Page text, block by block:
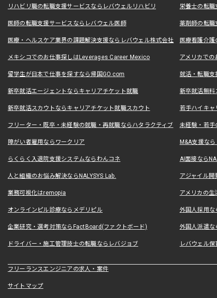
リハビリ職の転職支援サービスならレバウェルリハビリ 栄養士の転
医師の転職支援サービスならレバウェル医師 薬剤師の転
医療・ヘルスケア業界の課題解決支援ならレバウェル株式会社 医療看護介
メキシコでのお仕事探しはLeverages Career Mexico アメリカで
留学生が日本で仕事を探すなら帰国GO.com 就活・転職
新卒就活エージェントならキャリアチケット就職 新卒就活無料
新卒就活スカウトならキャリアチケット就職スカウト 若手ハイキ
フリーター・既卒・未経験の就職・再就職ならハタラクティブ 未経験・若手
障がい者雇用ならワークリア M&A支援な
らくらく入退院支援システムならわんコネ AI面接なら
人と組織のお悩み解決ならNALYSYS Lab. アジャイル
業務可視化はremopia アメリカの
オンラインピル診療ならメデリピル 外国人採用
企業研究・選考対策ならFactBoard(ファクトボード) 外国人派遣な
ドライバー・施工管理技士の転職ならレバジョブ レバウェル
フリーランスエンジニアの求人・案件
サイトマップ